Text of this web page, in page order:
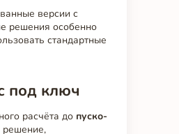
версии с
решения особенно
стандартные
под ключ
расчёта до пуско-
решение,